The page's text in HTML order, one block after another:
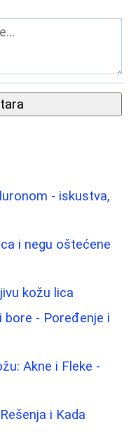
- iskustva,
i negu oštećene
kožu lica
bore - Poređenje i
Akne i Fleke -
i Kada